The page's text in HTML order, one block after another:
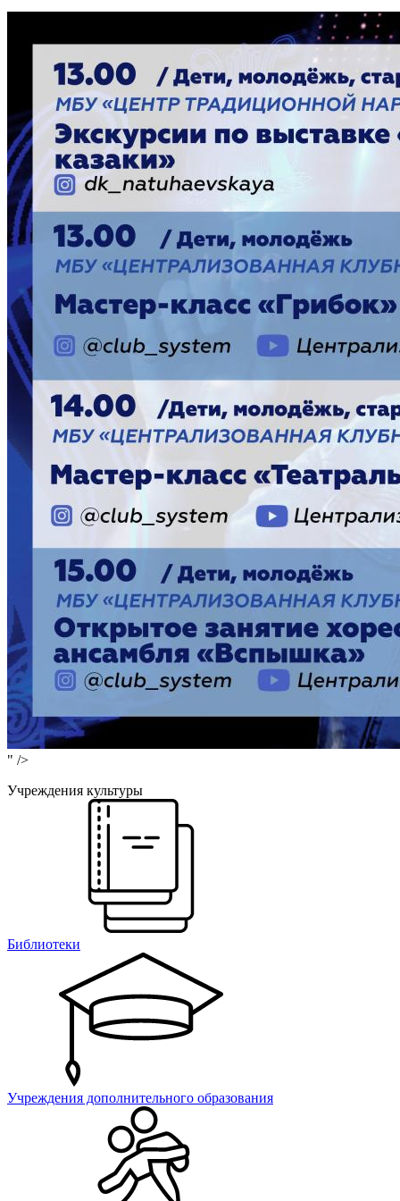
" />
Учреждения культуры
Библиотеки
Учреждения дополнительного образования